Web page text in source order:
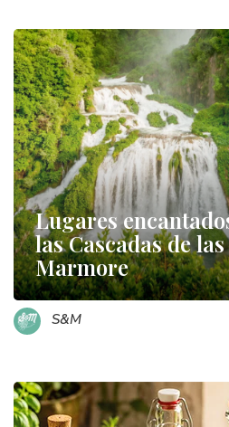
Lugares
las Cascadas de las
Marmore
S&M